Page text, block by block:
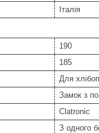
Італія
190
185
Для
Замок з
Clatronic
З одного